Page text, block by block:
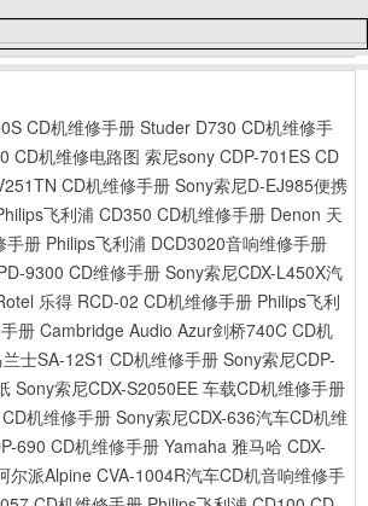
CD机维修手册 Studer D730 CD机维修手
CD机维修电路图 索尼sony CDP-701ES CD
CD机维修手册 Sony索尼D-EJ985便携
飞利浦 CD350 CD机维修手册 Denon 天
手册 Philips飞利浦 DCD3020音响维修手册
9300 CD维修手册 Sony索尼CDX-L450X汽
乐得 RCD-02 CD机维修手册 Philips飞利
册 Cambridge Audio Azur剑桥740C CD机
士SA-12S1 CD机维修手册 Sony索尼CDP-
Sony索尼CDX-S2050EE 车载CD机维修手册
机维修手册 Sony索尼CDX-636汽车CD机维
690 CD机维修手册Yamaha 雅马哈 CDX-
尔派Alpine CVA-1004R汽车CD机音响维修手